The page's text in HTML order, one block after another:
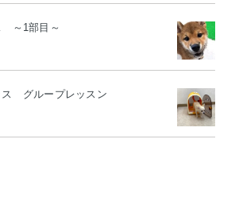
～1部目～
ス グループレッスン